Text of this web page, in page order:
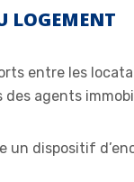
LOGEMENT
entre les
des agents
un dispositif